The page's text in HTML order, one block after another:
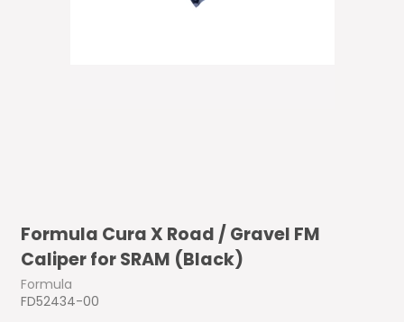
Formula Cura X Road / Gravel FM
Caliper for SRAM (Black)
Formula
FD52434-00